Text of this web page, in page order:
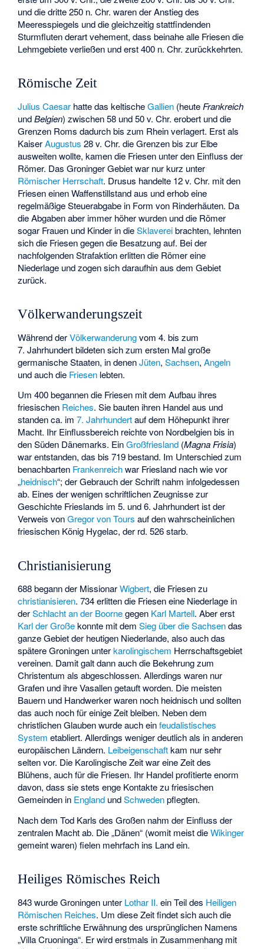
und die dritte 250 n. Chr. waren der Anstieg des
Meeresspiegels und die gleichzeitig stattfindenden
Sturmfluten derart vehement, dass beinahe alle Friesen die
Lehmgebiete verließen und erst 400 n. Chr. zurückkehrten.
Römische Zeit
Julius Caesar hatte das keltischeGallien (heute Frankreich
undBelgien) zwischen 58 und 50 v. Chr. erobert und die
Grenzen Roms dadurch bis zum Rhein verlagert. Erst als
KaiserAugustus 28 v. Chr. die Grenzen bis zur Elbe
ausweiten wollte, kamen die Friesen unter den Einfluss der
Römer. Das Groninger Gebiet war nur kurz unter
Römischer Herrschaft. Drusus handelte 12 v. Chr. mit den
Friesen einen Waffenstillstand aus und erhob eine
regelmäßige Steuerabgabe in Form von Rinderhäuten. Da
die Abgaben aber immer höher wurden und die Römer
sogar Frauen und Kinder in dieSklavereibrachten, lehnten
sich die Friesen gegen die Besatzung auf. Bei der
nachfolgenden Strafaktion erlitten die Römer eine
Niederlage und zogen sich daraufhin aus dem Gebiet
zurück.
Völkerwanderungszeit
Während derVölkerwanderungvom 4. bis zum
7. Jahrhundert bildeten sich zum ersten Mal große
germanische Staaten, in denenJüten,Sachsen,Angeln
und auch die Friesen lebten.
Um 400 begannen die Friesen mit dem Aufbau ihres
friesischen Reiches. Sie bauten ihren Handel aus und
standen ca. im7. Jahrhundertauf dem Höhepunkt ihrer
Macht. Ihr Einflussbereich reichte von Nordbelgien bis in
den Süden Dänemarks. EinGroßfriesland (Magna Frisia)
war entstanden, das bis 719 bestand. Im Unterschied zum
benachbarten Frankenreichwar Friesland nach wie vor
„heidnisch“; der Gebrauch der Schrift nahm infolgedessen
ab. Eines der wenigen schriftlichen Zeugnisse zur
Geschichte Frieslands im 5. und 6. Jahrhundert ist der
Verweis vonGregor von Tours auf den wahrscheinlichen
friesischen König Hygelac, der rd. 526 starb.
Christianisierung
688 begann der MissionarWigbert, die Friesen zu
christianisieren. 734 erlitten die Friesen eine Niederlage in
derSchlacht an der Boornegegen Karl Martell. Aber erst
Karl der Großekonnte mit demSieg über die Sachsendas
ganze Gebiet der heutigen Niederlande, also auch das
spätere Groningen unterkarolingischem Herrschaftsgebiet
vereinen. Damit galt dann auch die Bekehrung zum
Christentum als abgeschlossen. Allerdings waren nur
Grafen und ihre Vasallen getauft worden. Die meisten
Bauern und Handwerker waren noch heidnisch und sollten
das auch noch für einige Zeit bleiben. Neben dem
christlichen Glauben wurde auch einfeudalistisches
System etabliert. Allerdings weniger deutlich als in anderen
europäischen Ländern. Leibeigenschaftkam nur sehr
selten vor. Die Karolingische Zeit war eine Zeit des
Blühens, auch für die Friesen. Ihr Handel profitierte enorm
davon, dass sie stets enge Kontakte zu friesischen
Gemeinden in England undSchwedenpflegten.
Nach dem Tod Karls des Großen nahm der Einfluss der
zentralen Macht ab. Die „Dänen“ (womit meist dieWikinger
gemeint waren) fielen mehrfach ins Land ein.
Heiliges Römisches Reich
843 wurde Groningen unter Lothar II. ein Teil des Heiligen
Römischen Reiches. Um diese Zeit findet sich auch die
erste schriftliche Erwähnung des ursprünglichen Namens
„Villa Cruoninga“. Er wird erstmals in Zusammenhang mit